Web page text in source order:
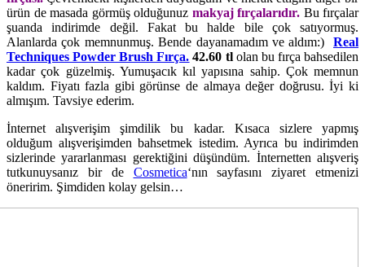
ürün de masada görmüş olduğunuz makyaj fırçalarıdır. Bu fırçalar
şuanda indirimde değil. Fakat bu halde bile çok satıyormuş.
Alanlarda çok memnunmuş. Bende dayanamadım ve aldım:) Real
Techniques Powder Brush Fırça. 42.60 tlolan bu fırça bahsedilen
kadar çok güzelmiş. Yumuşacık kıl yapısına sahip. Çok memnun
kaldım. Fiyatı fazla gibi görünse de almaya değer doğrusu. İyi ki
almışım. Tavsiye ederim.
İnternet alışverişim şimdilik bu kadar. Kısaca sizlere yapmış
olduğum alışverişimden bahsetmek istedim. Ayrıca bu indirimden
sizlerinde yararlanması gerektiğini düşündüm. İnternetten alışveriş
tutkunuysanız bir de Cosmetica‘nın sayfasını ziyaret etmenizi
öneririm. Şimdiden kolay gelsin…